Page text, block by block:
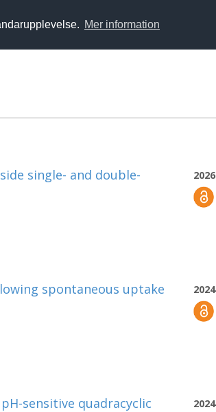
Mer information
2026
single- and double-
2024
spontaneous uptake
2024
sensitive quadracyclic